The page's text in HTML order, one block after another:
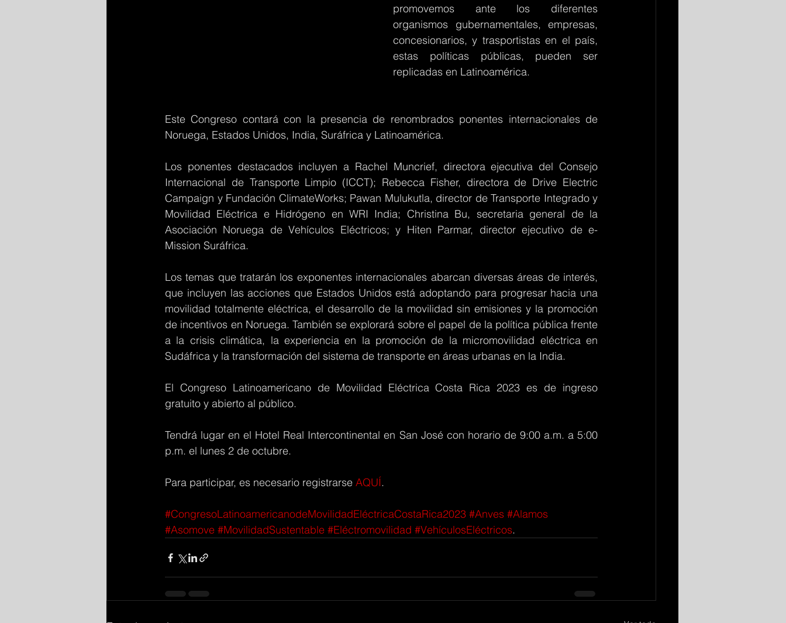
promovemos ante los diferentes
organismos gubernamentales, empresas,
concesionarios, y trasportistas en el país,
estas políticas públicas, pueden ser
replicadas en Latinoamérica.
Este Congreso contará con la presencia de renombrados ponentes internacionales de
Noruega, Estados Unidos, India, Suráfrica y Latinoamérica.
Los ponentes destacados incluyen a Rachel Muncrief, directora ejecutiva del Consejo
Internacional de Transporte Limpio (ICCT); Rebecca Fisher, directora de Drive Electric
Campaign y Fundación ClimateWorks; Pawan Mulukutla, director de Transporte Integrado y
Movilidad Eléctrica e Hidrógeno en WRI India; Christina Bu, secretaria general de la
Asociación Noruega de Vehículos Eléctricos; y Hiten Parmar, director ejecutivo de e-
Mission Suráfrica.
Los temas que tratarán los exponentes internacionales abarcan diversas áreas de interés,
que incluyen las acciones que Estados Unidos está adoptando para progresar hacia una
movilidad totalmente eléctrica, el desarrollo de la movilidad sin emisiones y la promoción
de incentivos en Noruega. También se explorará sobre el papel de la política pública frente
a la crisis climática, la experiencia en la promoción de la micromovilidad eléctrica en
Sudáfrica y la transformación del sistema de transporte en áreas urbanas en la India.
El Congreso Latinoamericano de Movilidad Eléctrica Costa Rica 2023 es de ingreso
gratuito y abierto al público.
Tendrá lugar en el Hotel Real Intercontinental en San José con horario de 9:00 a.m. a 5:00
p.m. el lunes 2 de octubre.
Para participar, es necesario registrarse AQUÍ.
#CongresoLatinoamericanodeMovilidadEléctricaCostaRica2023 #Anves #Alamos
#Asomove #MovilidadSustentable #Eléctromovilidad #VehículosEléctricos.